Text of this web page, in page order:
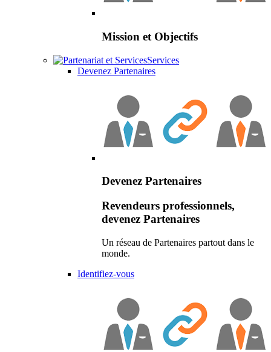
Mission et Objectifs
Services
Devenez Partenaires
Devenez Partenaires
Revendeurs professionnels,
devenez Partenaires
Un réseau de Partenaires partout dans le
monde.
Identifiez-vous